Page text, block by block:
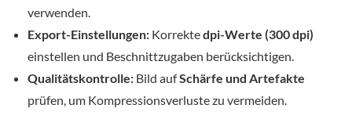
verwenden.
Export-Einstellungen: Korrektedpi-Werte (300 dpi)
einstellen und Beschnittzugaben berücksichtigen.
Qualitätskontrolle: Bild aufSchärfe und Artefakte
prüfen, um Kompressionsverluste zu vermeiden.